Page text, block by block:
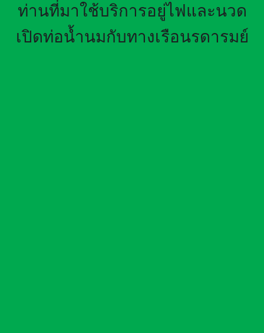
ท่านที่มาใช้บริการอยู่ไฟและนวด
เปิดท่อน้ำนมกับทางเรือนรดารมย์